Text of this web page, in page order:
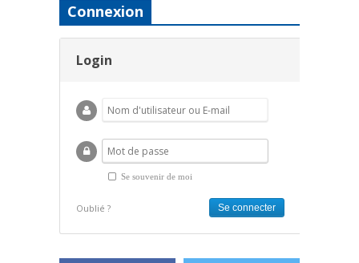
Connexion
Login
Se souvenir de moi
Oublié ?